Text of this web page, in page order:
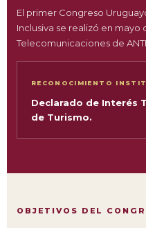
El primer Congreso
Inclusiva se realizó en mayo
Telecomunicaciones de
RECONOCIMIENTO
Declarado de Interés
de Turismo.
OBJETIVOS DEL